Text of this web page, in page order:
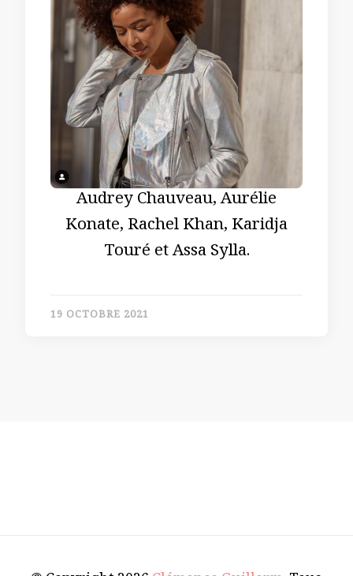
Audrey Chauveau, Aurélie
Konate, Rachel Khan, Karidja
Touré et Assa Sylla.
19 OCTOBRE 2021